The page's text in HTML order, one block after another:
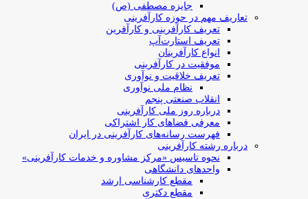
جایزه مصطفی (ص)
تعاریف مهم در حوزه کارآفرینی
تعریف کارآفرینی و کارآفرین
تعریف استارت‌آپ
انواع کارآفرینان
موفقیت در کارآفرینی
تعریف خلاقیت و نوآوری
نظام ملی نوآوری
انقلاب صنعتی پنجم
درباره روز ملی کارآفرینی
معرفی فضاهای کار اشتراکی
فهرست رسانه‌های کارآفرینی در ایران
درباره رشته کارآفرینی
نحوه تاسیس «مرکز مشاوره و خدمات کارآفرینی»
واحدهای دانشگاهی
مقطع کارشناسی ارشد
مقطع دکتری